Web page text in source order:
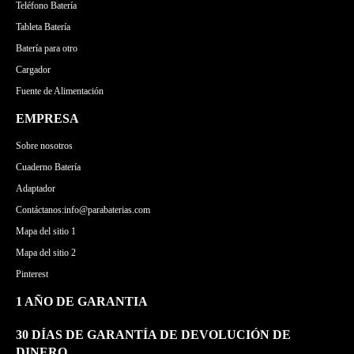
Teléfono Batería
Tableta Batería
Batería para otro
Cargador
Fuente de Alimentación
EMPRESA
Sobre nosotros
Cuaderno Batería
Adaptador
Contáctanos:info@parabaterias.com
Mapa del sitio 1
Mapa del sitio 2
Pinterest
1 AÑO DE GARANTIA
30 DÍAS DE GARANTÍA DE DEVOLUCIÓN DE